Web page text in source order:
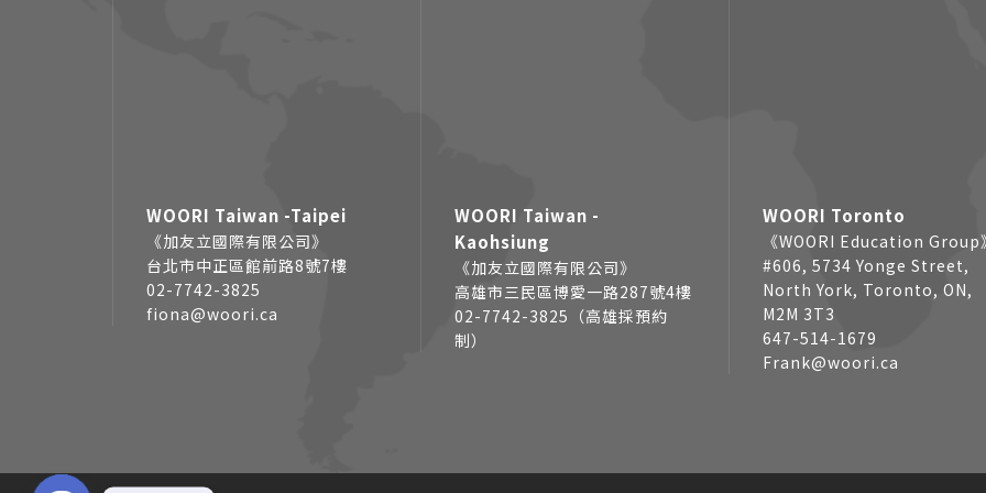
WOORI Taiwan -Taipei
《加友立國際有限公司》
台北市中正區館前路8號7樓
02-7742-3825
fiona@woori.ca
WOORI Taiwan -
Kaohsiung
《加友立國際有限公司》
高雄市三民區博愛一路287號4樓
02-7742-3825（高雄採預約
制）
WOORI Toronto
《WOORI Education Group
#606, 5734 Yonge Street,
North York, Toronto, ON,
M2M 3T3
647-514-1679
Frank@woori.ca